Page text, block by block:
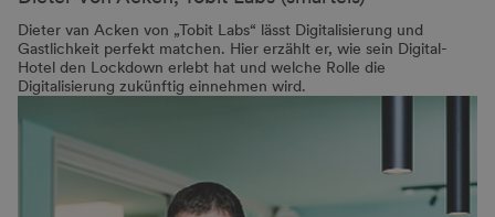
Dieter van Acken von „Tobit Labs“ lässt Digitalisierung und
Gastlichkeit perfekt matchen. Hier erzählt er, wie sein Digital-
Hotel den Lockdown erlebt hat und welche Rolle die
Digitalisierung zukünftig einnehmen wird.